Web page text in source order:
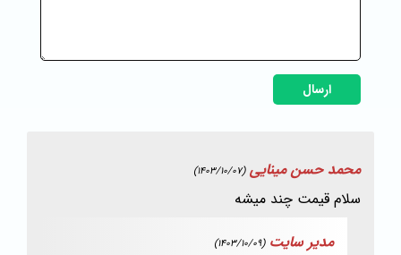
ارسال
محمد حسن مینایی (1403/10/07)
سلام قیمت چند میشه
مدیر سایت (1403/10/09)